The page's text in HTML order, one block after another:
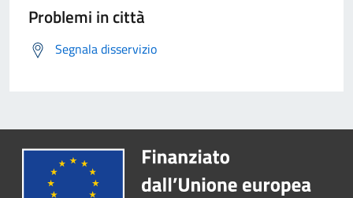
Problemi in città
Segnala disservizio